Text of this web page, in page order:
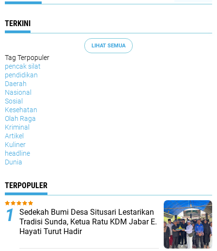
TERKINI
LIHAT SEMUA
Tag Terpopuler
pencak silat
pendidikan
Daerah
Nasional
Sosial
Kesehatan
Olah Raga
Kriminal
Artikel
Kuliner
headline
Dunia
TERPOPULER
Sedekah Bumi Desa Situsari Lestarikan
Tradisi Sunda, Ketua Ratu KDM Jabar E.
Hayati Turut Hadir